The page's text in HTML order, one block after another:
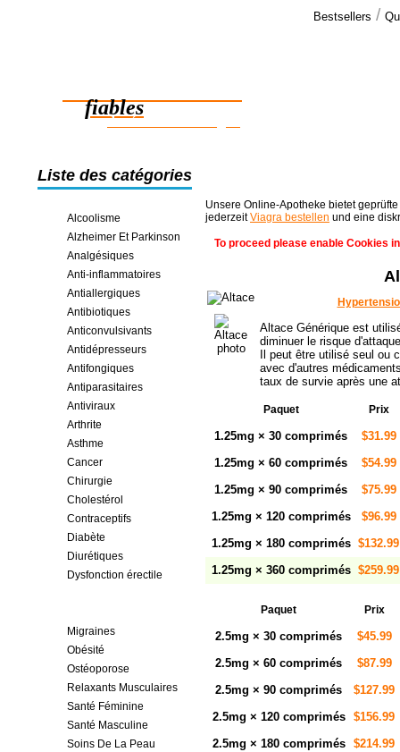
Bestsellers /
fiables
des économies en ligne
Liste des catégories
Alcoolisme
Alzheimer Et Parkinson
Analgésiques
Anti-inflammatoires
Antiallergiques
Antibiotiques
Anticonvulsivants
Antidépresseurs
Antifongiques
Antiparasitaires
Antiviraux
Arthrite
Asthme
Cancer
Chirurgie
Cholestérol
Contraceptifs
Diabète
Diurétiques
Dysfonction érectile
Migraines
Obésité
Ostéoporose
Relaxants Musculaires
Santé Féminine
Santé Masculine
Soins De La Peau
Unsere Online-Apotheke bietet
jederzeitViagra bestellen und eine
To proceed please enable Cookies
Altace Générique est
diminuer le risque
Il peut être utilisé seul ou
avec d'autres
taux de survie après une
Paquet Prix
1.25mg × 30 comprimés
$31.99
1.25mg × 60 comprimés
$54.99
1.25mg × 90 comprimés
$75.99
1.25mg × 120 comprimés
$96.99
1.25mg × 180 comprimés $132.99
1.25mg × 360 comprimés $259.99
Paquet Prix
2.5mg × 30 comprimés
$45.99
2.5mg × 60 comprimés
$87.99
2.5mg × 90 comprimés
$127.99
2.5mg × 120 comprimés
$156.99
2.5mg × 180 comprimés
$214.99